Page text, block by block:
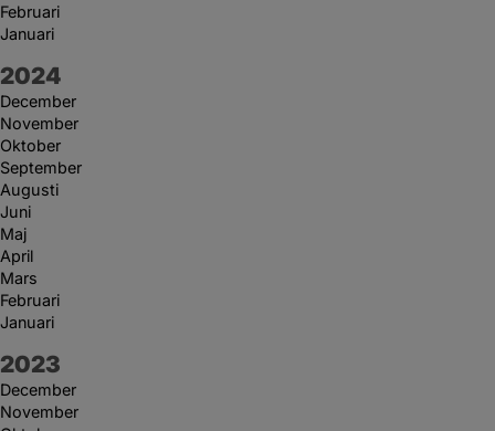
Februari
Januari
År:
2024
December
November
Oktober
September
Augusti
Juni
Maj
April
Mars
Februari
Januari
År:
2023
December
November